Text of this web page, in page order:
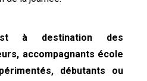
à destination des
accompagnants école
débutants ou